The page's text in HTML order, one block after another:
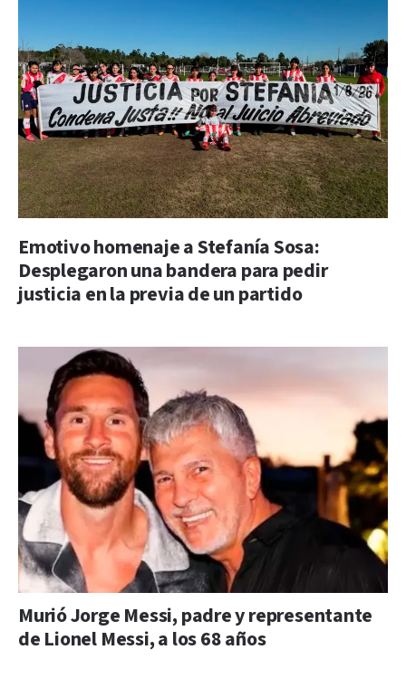
Emotivo homenaje a Stefanía Sosa:
Desplegaron una bandera para pedir
justicia en la previa de un partido
Murió Jorge Messi, padre y representante
de Lionel Messi, a los 68 años